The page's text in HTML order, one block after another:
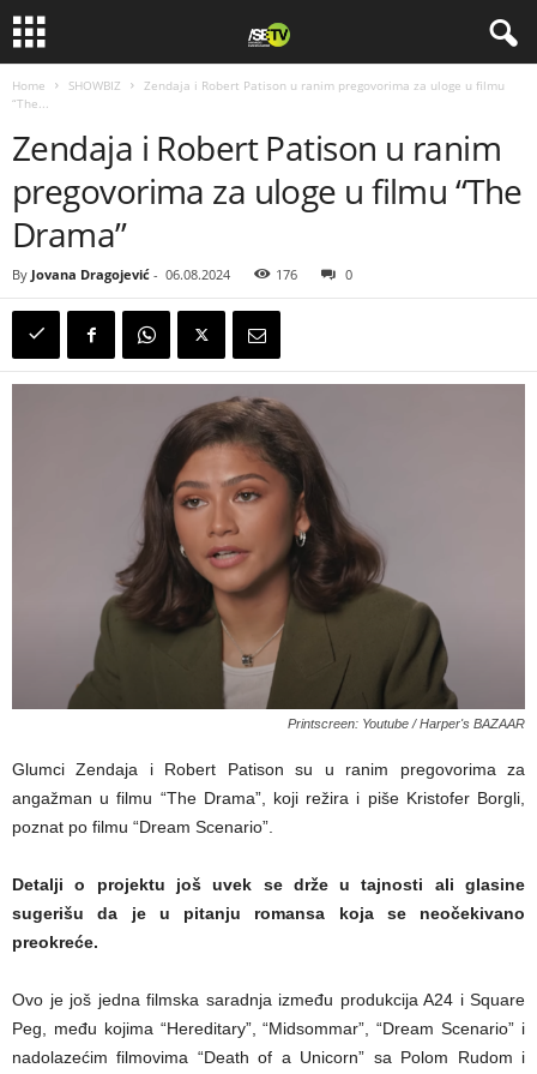
Home SHOWBIZ
Zendaja i Robert Patison u ranim pregovorima za uloge u filmu
“The...
Zendaja i Robert Patison u ranim
pregovorima za uloge u filmu “The
Drama”
By Jovana Dragojević - 06.08.2024 176 0
Printscreen: Youtube / Harper's BAZAAR
Glumci Zendaja i Robert Patison su u ranim pregovorima za
angažman u filmu “The Drama”, koji režira i piše Kristofer Borgli,
poznat po filmu “Dream Scenario”.
Detalji o projektu još uvek se drže u tajnosti ali glasine
sugerišu da je u pitanju romansa koja se neočekivano
preokreće.
Ovo je još jedna filmska saradnja između produkcija A24 i Square
Peg, među kojima “Hereditary”, “Midsommar”, “Dream Scenario” i
nadolazećim filmovima “Death of a Unicorn” sa Polom Rudom i